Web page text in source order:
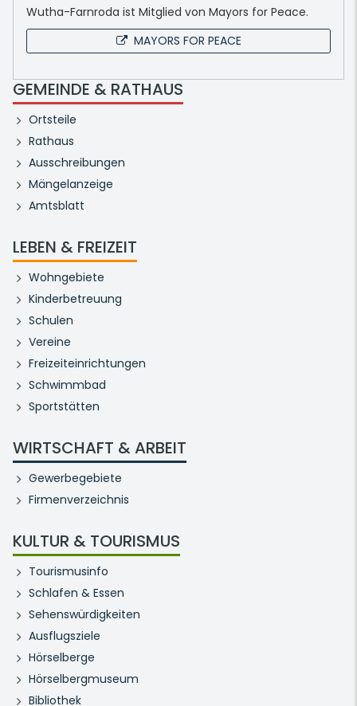
Wutha-Farnroda ist Mitglied von Mayors for Peace.
MAYORS FOR PEACE
GEMEINDE & RATHAUS
Ortsteile
Rathaus
Ausschreibungen
Mängelanzeige
Amtsblatt
LEBEN & FREIZEIT
Wohngebiete
Kinderbetreuung
Schulen
Vereine
Freizeiteinrichtungen
Schwimmbad
Sportstätten
WIRTSCHAFT & ARBEIT
Gewerbegebiete
Firmenverzeichnis
KULTUR & TOURISMUS
Tourismusinfo
Schlafen & Essen
Sehenswürdigkeiten
Ausflugsziele
Hörselberge
Hörselbergmuseum
Bibliothek